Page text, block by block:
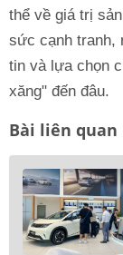
thể về giá trị
sức cạnh tranh,
tin và lựa chọn
xăng" đến đâu.
Bài liên quan